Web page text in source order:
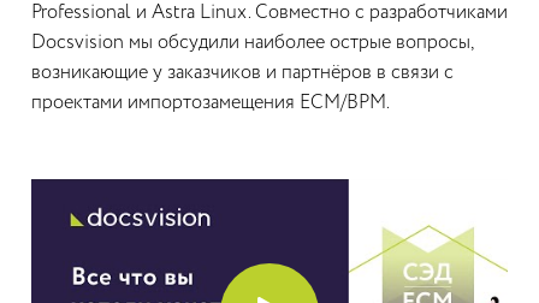
Professional и Astra Linux. Совместно с разработчиками
Docsvision мы обсудили наиболее острые вопросы,
возникающие у заказчиков и партнёров в связи с
проектами импортозамещения ECM/BPM.